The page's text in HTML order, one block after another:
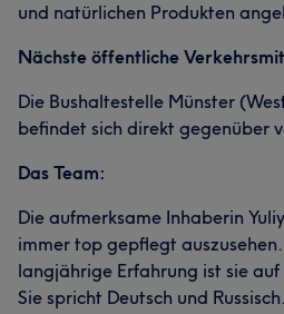
und natürlichen Produkten
Nächste öffentliche
Die Bushaltestelle Münster
befindet sich direkt gegenüber
Das Team:
Die aufmerksame Inhaberin
immer top gepflegt
langjährige Erfahrung ist sie
Sie spricht Deutsch und Russisch.